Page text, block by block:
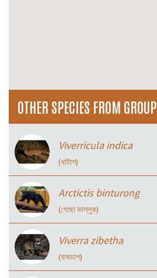
OTHER SPECIES FROM GROUP
Viverricula indica
(খাটাশ)
Arctictis binturong
(গেছো ভাল্লুক)
Viverra zibetha
(বাঘডাশ)